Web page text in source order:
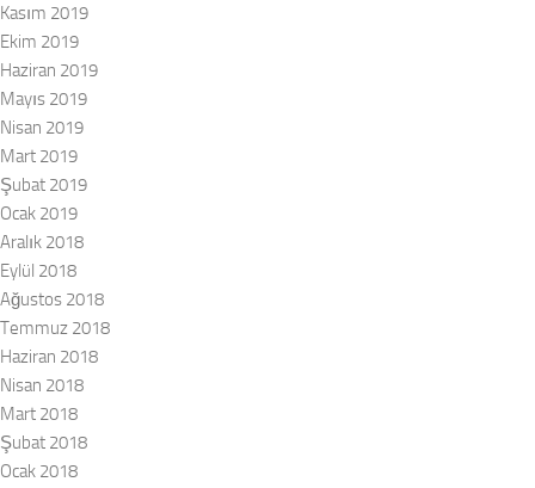
Kasım 2019
Ekim 2019
Haziran 2019
Mayıs 2019
Nisan 2019
Mart 2019
Şubat 2019
Ocak 2019
Aralık 2018
Eylül 2018
Ağustos 2018
Temmuz 2018
Haziran 2018
Nisan 2018
Mart 2018
Şubat 2018
Ocak 2018